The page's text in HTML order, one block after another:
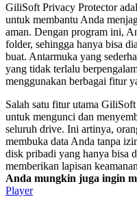
GiliSoft Privacy Protector
untuk membantu Anda
aman. Dengan program ini,
folder, sehingga hanya bisa
buat. Antarmuka yang
yang tidak terlalu
menggunakan berbagai fitur
Salah satu fitur utama
untuk mengunci dan
seluruh drive. Ini artinya,
membuka data Anda tanpa
disk pribadi yang hanya bisa
memberikan lapisan
Anda mungkin juga ingin
Player